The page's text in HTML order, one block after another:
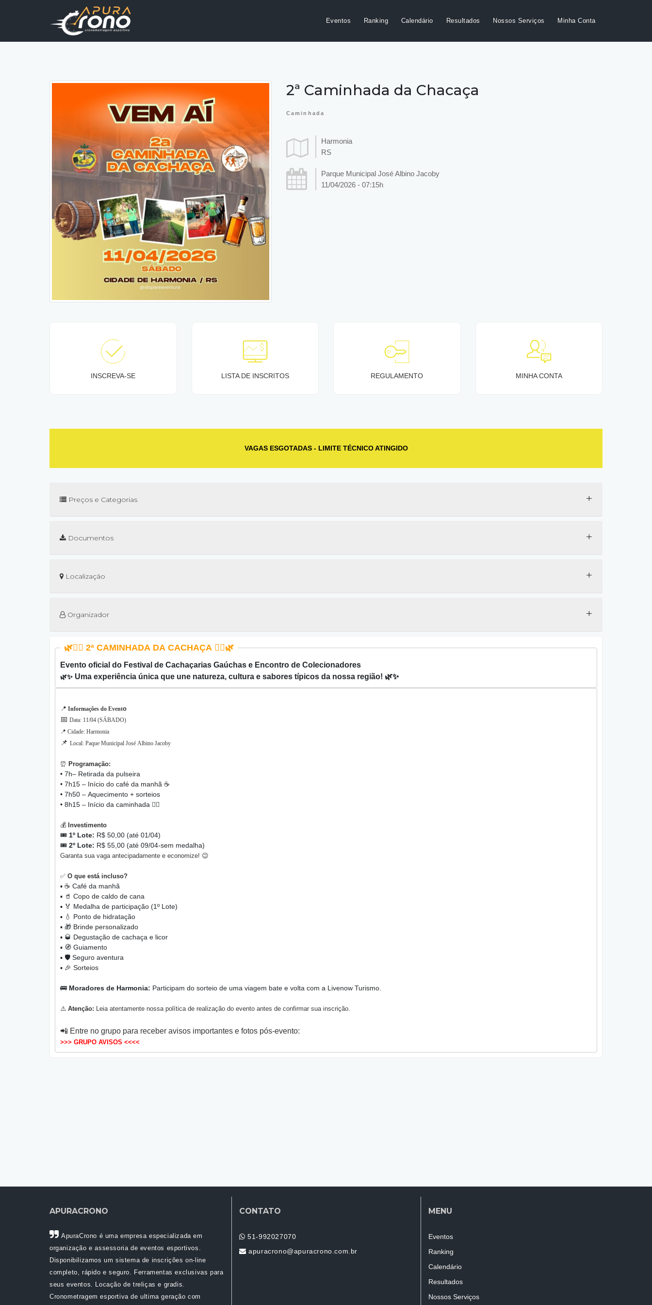
Eventos Ranking Calendário Resultados Nossos Serviços Minha Conta
2ª Caminhada da Chacaça
Caminhada
Harmonia
RS
Parque Municipal José Albino Jacoby
11/04/2026 - 07:15h
INSCREVA-SE LISTA DE INSCRITOS REGULAMENTO MINHA CONTA
VAGAS ESGOTADAS - LIMITE TÉCNICO ATINGIDO
Preços e Categorias +
Documentos +
Localização +
Organizador +
🌿🚶‍♂️ 2ª CAMINHADA DA CACHAÇA 🚶‍♀️🌿
Evento oficial do Festival de Cachaçarias Gaúchas e Encontro de Colecionadores
🌿✨ Uma experiência única que une natureza, cultura e sabores típicos da nossa região! 🌿✨
📍 Informações do Evento
📅 Data: 11/04 (SÁBADO)
📍 Cidade: Harmonia
📌 Local: Paque Municipal José Albino Jacoby
⏰ Programação:
• 7h– Retirada da pulseira
• 7h15 – Início do café da manhã ☕
• 7h50 – Aquecimento + sorteios
• 8h15 – Início da caminhada 🚶‍♂️
💰 Investimento
🎟️ 1º Lote: R$ 50,00 (até 01/04)
🎟️ 2º Lote: R$ 55,00 (até 09/04-sem medalha)
Garanta sua vaga antecipadamente e economize! 😉
✅ O que está incluso?
▪️ ☕ Café da manhã
▪️ 🥤 Copo de caldo de cana
▪️ 🏅 Medalha de participação (1º Lote)
▪️ 💧 Ponto de hidratação
▪️ 🎁 Brinde personalizado
▪️ 🥃 Degustação de cachaça e licor
▪️ 🧭 Guiamento
▪️ 🛡️ Seguro aventura
▪️ 🎉 Sorteios
🚌 Moradores de Harmonia: Participam do sorteio de uma viagem bate e volta com a Livenow Turismo.
⚠️ Atenção: Leia atentamente nossa política de realização do evento antes de confirmar sua inscrição.
📲 Entre no grupo para receber avisos importantes e fotos pós-evento:
>>> GRUPO AVISOS <<<<
APURACRONO
ApuraCrono é uma empresa especializada em
organização e assessoria de eventos esportivos.
Disponibilizamos um sistema de inscrições on-line
completo, rápido e seguro. Ferramentas exclusivas para
seus eventos. Locação de treliças e gradis.
Cronometragem esportiva de ultima geração com
CONTATO
51-992027070
apuracrono@apuracrono.com.br
MENU
Eventos
Ranking
Calendário
Resultados
Nossos Serviços